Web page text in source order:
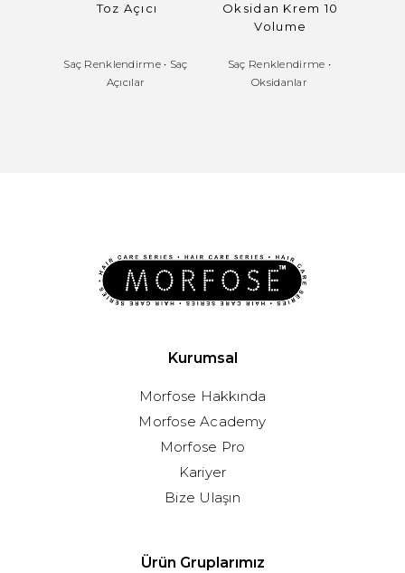
Toz Açıcı
Saç Renklendirme• Saç
Açıcılar
Oksidan Krem 10
Volume
Saç Renklendirme •
Oksidanlar
Kurumsal
Morfose Hakkında
Morfose Academy
Morfose Pro
Kariyer
Bize Ulaşın
Ürün Gruplarımız